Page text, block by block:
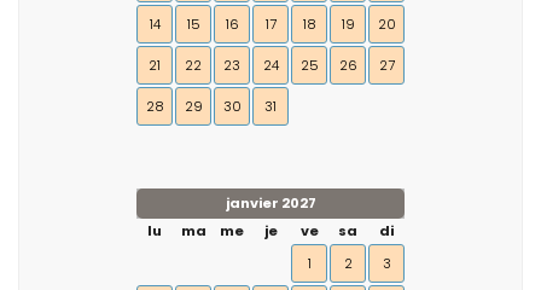
14 15 16 17 18 19 20
21 22 23 24 25 26 27
28 29 30 31
janvier 2027
lu
ma me je ve sa
di
1
2 3